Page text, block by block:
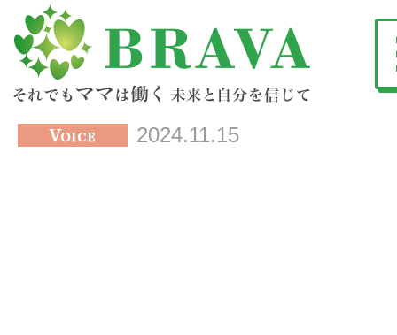
2024.11.15